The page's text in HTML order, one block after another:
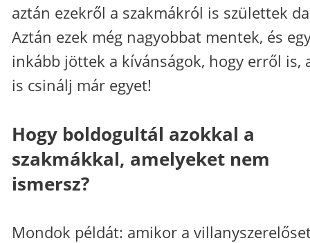
aztán ezekről a szakmákról is születtek
Aztán ezek még nagyobbat mentek, és
inkább jöttek a kívánságok, hogy erről is,
is csinálj már egyet!
Hogy boldogultál azokkal a
szakmákkal, amelyeket nem
ismersz?
Mondok példát: amikor a